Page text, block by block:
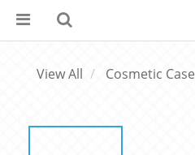
View All Cosmetic Case